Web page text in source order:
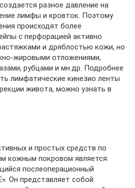
разное давление на
лимфы и кровток. Поэтому
происходят более
с перфорацией активно
и дряблостью кожи, но
жировыми отложениями,
рубцами и мн.др. Подробнее
лимфатические кинезио ленты
живота, можно узнать в
и простых средств по
кожным покровом является
послеоперационный
Он представляет собой